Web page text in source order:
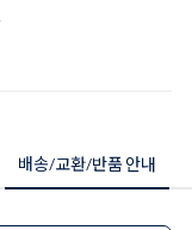
배송/교환/반품 안내